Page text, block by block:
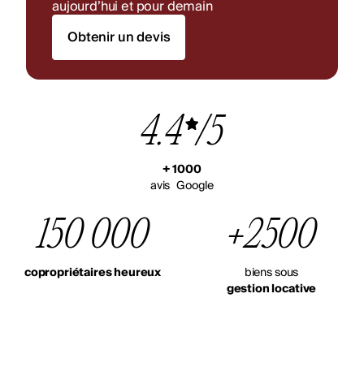
aujourd’hui et pour demain
Obtenir un devis
4.4 /5
+ 1000
avis Google
150 000
copropriétaires heureux
+2500
biens sous
gestion locative